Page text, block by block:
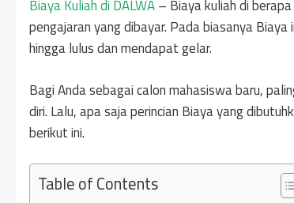
Biaya Kuliah di DALWA– Biaya kuliah di
pengajaran yang dibayar. Pada biasanya
hingga lulus dan mendapat gelar.
Bagi Anda sebagai calon mahasiswa baru,
diri. Lalu, apa saja perincian Biaya yang
berikut ini.
Table of Contents